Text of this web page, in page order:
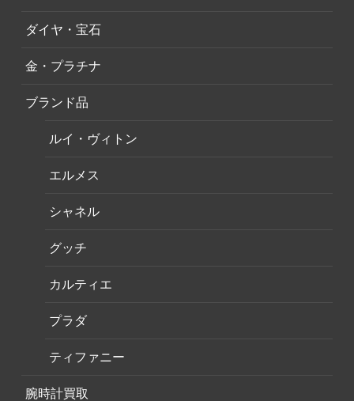
ダイヤ・宝石
金・プラチナ
ブランド品
ルイ・ヴィトン
エルメス
シャネル
グッチ
カルティエ
プラダ
ティファニー
腕時計買取